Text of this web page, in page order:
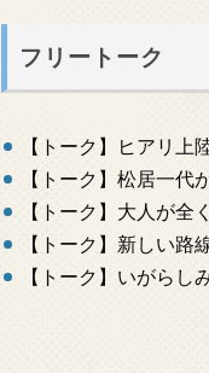
フリートーク
【トーク】ヒアリ上
【トーク】松居一代
【トーク】大人が全
【トーク】新しい
【トーク】いがら